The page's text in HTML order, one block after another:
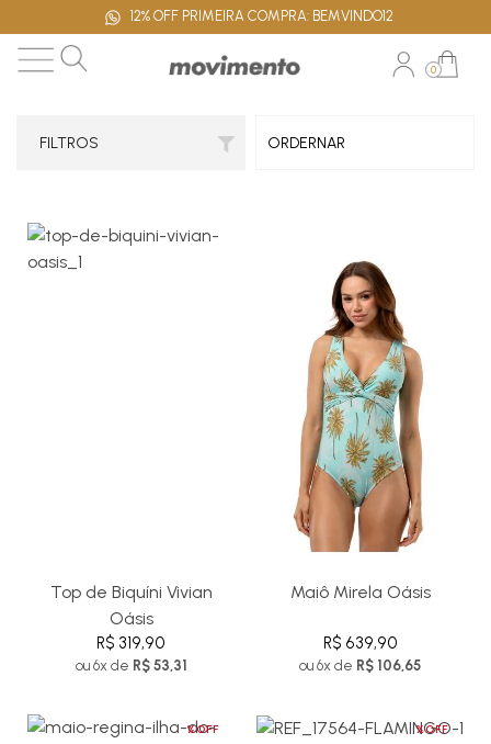
12% OFF PRIMEIRA COMPRA: BEMVINDO12
0
FILTROS
Top de Biquíni Vivian
Oásis
R$ 319,90
ou 6x de R$ 53,31
Maiô Mirela Oásis
R$ 639,90
ou 6x de R$ 106,65
%OFF %OFF